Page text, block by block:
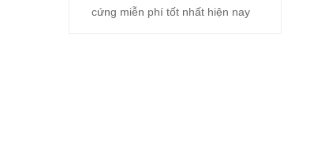
cứng miễn phí tốt nhất hiện nay